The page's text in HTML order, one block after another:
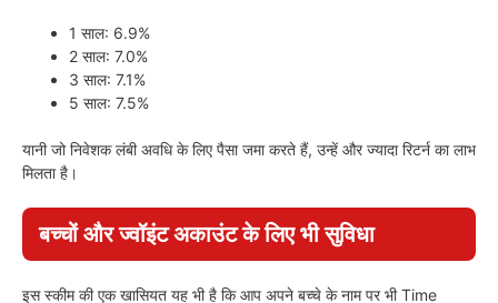
1 साल: 6.9%
2 साल: 7.0%
3 साल: 7.1%
5 साल: 7.5%
यानी जो निवेशक लंबी अवधि के लिए पैसा जमा करते हैं, उन्हें और ज्यादा रिटर्न का लाभ
मिलता है।
बच्चों और ज्वॉइंट अकाउंट के लिए भी सुविधा
इस स्कीम की एक खासियत यह भी है कि आप अपने बच्चे के नाम पर भी Time